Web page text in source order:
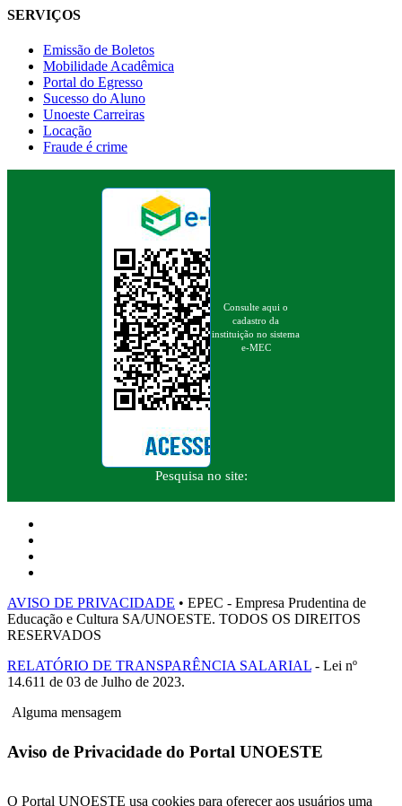
SERVIÇOS
Emissão de Boletos
Mobilidade Acadêmica
Portal do Egresso
Sucesso do Aluno
Unoeste Carreiras
Locação
Fraude é crime
Consulte aqui o
cadastro da
instituição no sistema
e-MEC
Pesquisa no site:
AVISO DE PRIVACIDADE • EPEC - Empresa Prudentina de
Educação e Cultura SA/UNOESTE. TODOS OS DIREITOS
RESERVADOS
RELATÓRIO DE TRANSPARÊNCIA SALARIAL - Lei nº
14.611 de 03 de Julho de 2023.
Alguma mensagem
Aviso de Privacidade do Portal UNOESTE
O Portal UNOESTE usa cookies para oferecer aos usuários uma